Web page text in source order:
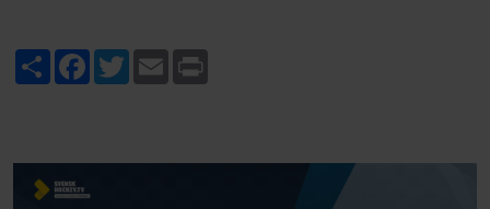
ShareFacebook
TwitterEmail